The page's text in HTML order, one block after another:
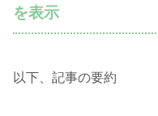
を表示
以下、記事の要約